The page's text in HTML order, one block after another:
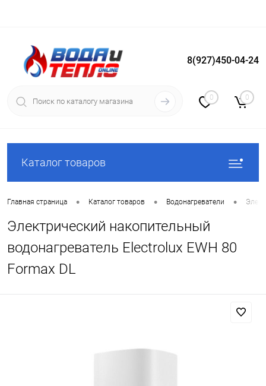
Вход Регистрация
8(927)450-04-24
0 0
Каталог товаров
Главная страница • Каталог товаров • Водонагреватели •
Электрический накопительный
водонагреватель Electrolux EWH 80
Formax DL